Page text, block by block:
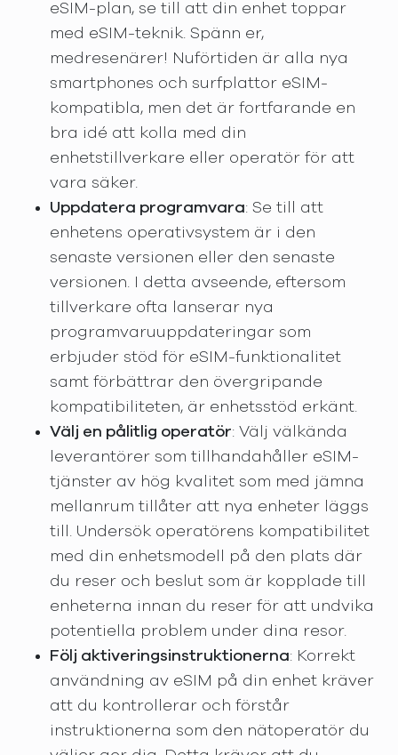
eSIM-plan, se till att din enhet toppar
med eSIM-teknik. Spänn er,
medresenärer! Nuförtiden är alla nya
smartphones och surfplattor eSIM-
kompatibla, men det är fortfarande en
bra idé att kolla med din
enhetstillverkare eller operatör för att
vara säker.
Uppdatera programvara: Se till att
enhetens operativsystem är i den
senaste versionen eller den senaste
versionen. I detta avseende, eftersom
tillverkare ofta lanserar nya
programvaruuppdateringar som
erbjuder stöd för eSIM-funktionalitet
samt förbättrar den övergripande
kompatibiliteten, är enhetsstöd erkänt.
Välj en pålitlig operatör: Välj välkända
leverantörer som tillhandahåller eSIM-
tjänster av hög kvalitet som med jämna
mellanrum tillåter att nya enheter läggs
till. Undersök operatörens kompatibilitet
med din enhetsmodell på den plats där
du reser och beslut som är kopplade till
enheterna innan du reser för att undvika
potentiella problem under dina resor.
Följ aktiveringsinstruktionerna: Korrekt
användning av eSIM på din enhet kräver
att du kontrollerar och förstår
instruktionerna som den nätoperatör du